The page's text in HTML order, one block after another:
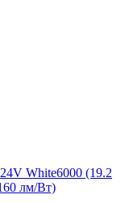
White6000 (19.2
лм/Вт)